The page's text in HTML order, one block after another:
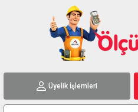
Üyelik İşlemleri